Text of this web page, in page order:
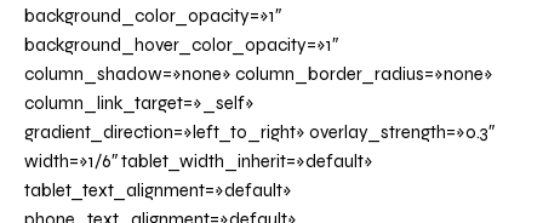
background_color_opacity=»1″
background_hover_color_opacity=»1″
column_shadow=»none» column_border_radius=»none»
column_link_target=»_self»
gradient_direction=»left_to_right» overlay_strength=»0.3″
width=»1/6″ tablet_width_inherit=»default»
tablet_text_alignment=»default»